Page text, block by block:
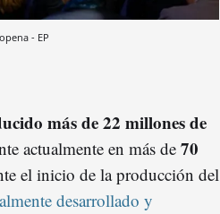
- EP
más de 22 millones de
actualmente en más de 70
el inicio de la producción del
desarrollado y